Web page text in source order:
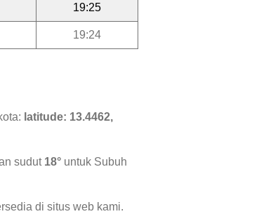
19:25
19:24
latitude: 13.4462,
sudut 18° untuk Subuh
di situs web kami.